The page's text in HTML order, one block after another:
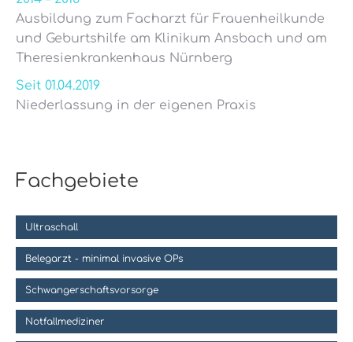
Ausbildung zum Facharzt für Frauenheilkunde
und Geburtshilfe am Klinikum Ansbach und am
Theresienkrankenhaus Nürnberg
Seit 01.04.2019
Niederlassung in der eigenen Praxis
Fachgebiete
Ultraschall
Belegarzt - minimal invasive OPs
Schwangerschaftsvorsorge
Notfallmediziner